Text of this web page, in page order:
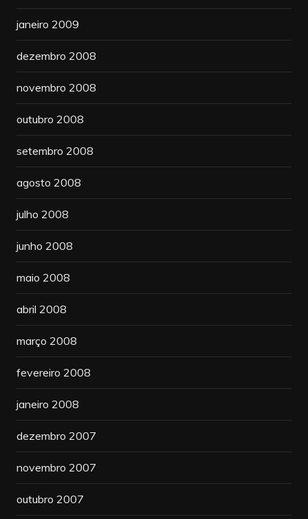
janeiro 2009
dezembro 2008
novembro 2008
outubro 2008
setembro 2008
agosto 2008
julho 2008
junho 2008
maio 2008
abril 2008
março 2008
fevereiro 2008
janeiro 2008
dezembro 2007
novembro 2007
outubro 2007